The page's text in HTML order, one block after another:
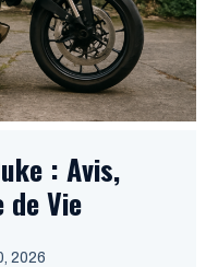
: Avis,
de Vie
2026